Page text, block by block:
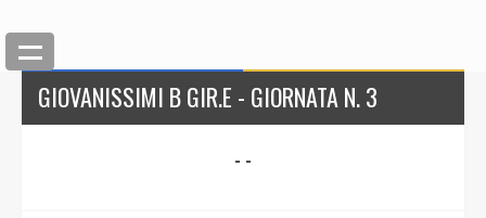
GIOVANISSIMI B GIR.E - GIORNATA N. 3
- -